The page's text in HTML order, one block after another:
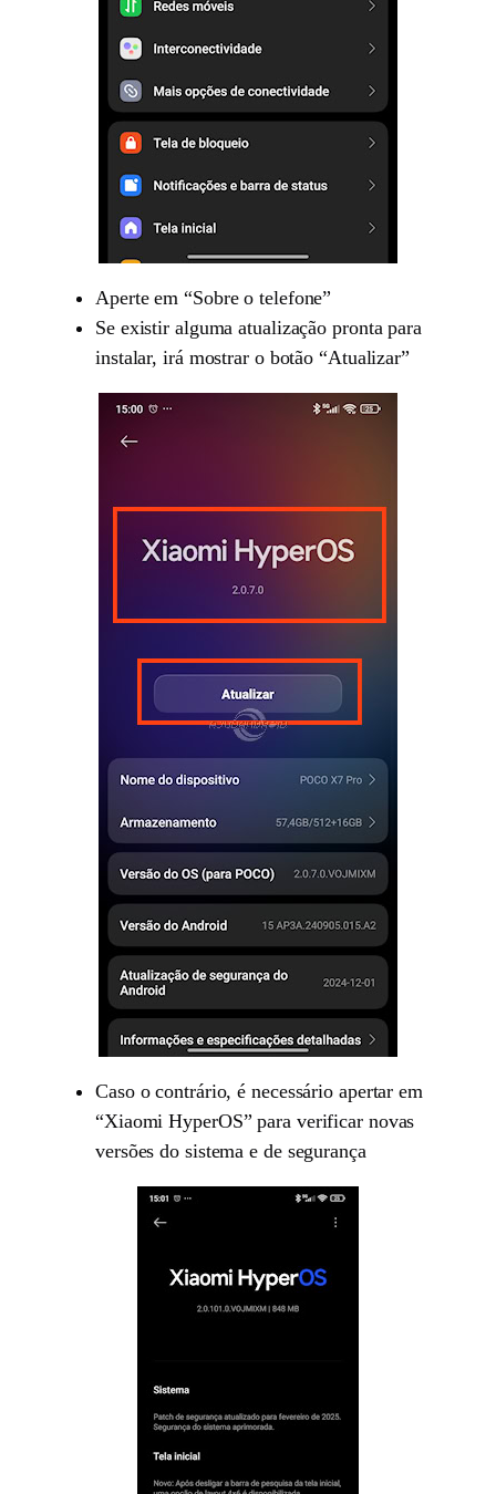
Aperte em “Sobre o telefone”
Se existir alguma atualização pronta para
instalar, irá mostrar o botão “Atualizar”
Caso o contrário, é necessário apertar em
“Xiaomi HyperOS” para verificar novas
versões do sistema e de segurança